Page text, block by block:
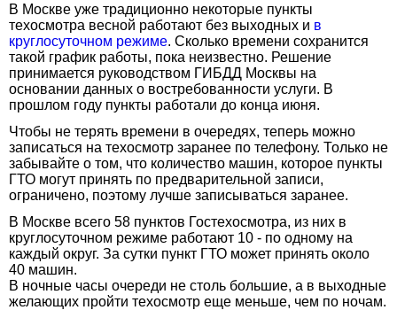
В Москве уже традиционно некоторые пункты
техосмотра весной работают без выходных и в
круглосуточном режиме. Сколько времени сохранится
такой график работы, пока неизвестно. Решение
принимается руководством ГИБДД Москвы на
основании данных о востребованности услуги. В
прошлом году пункты работали до конца июня.
Чтобы не терять времени в очередях, теперь можно
записаться на техосмотр заранее по телефону. Только не
забывайте о том, что количество машин, которое пункты
ГТО могут принять по предварительной записи,
ограничено, поэтому лучше записываться заранее.
В Москве всего 58 пунктов Гостехосмотра, из них в
круглосуточном режиме работают 10 - по одному на
каждый округ. За сутки пункт ГТО может принять около
40 машин.
В ночные часы очереди не столь большие, а в выходные
желающих пройти техосмотр еще меньше, чем по ночам.